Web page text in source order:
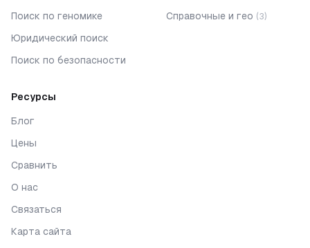
Поиск по геномике
Юридический поиск
Поиск по безопасности
Справочные и гео (3)
Ресурсы
Блог
Цены
Сравнить
О нас
Связаться
Карта сайта